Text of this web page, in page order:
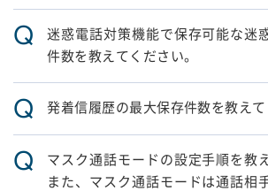
Q
迷惑電話対策機能で保存可能な迷
件数を教えてください。
Q 発着信履歴の最大保存件数を教えて
Q
マスク通話モードの設定手順を教
また、マスク通話モードは通話相